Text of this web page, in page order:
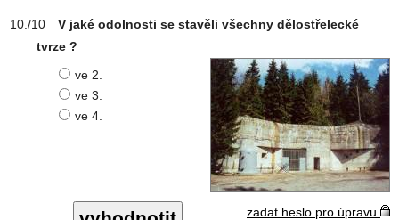
V jaké odolnosti se stavěli všechny dělostřelecké
tvrze ?
ve 2.
ve 3.
ve 4.
zadat heslo pro úpravu